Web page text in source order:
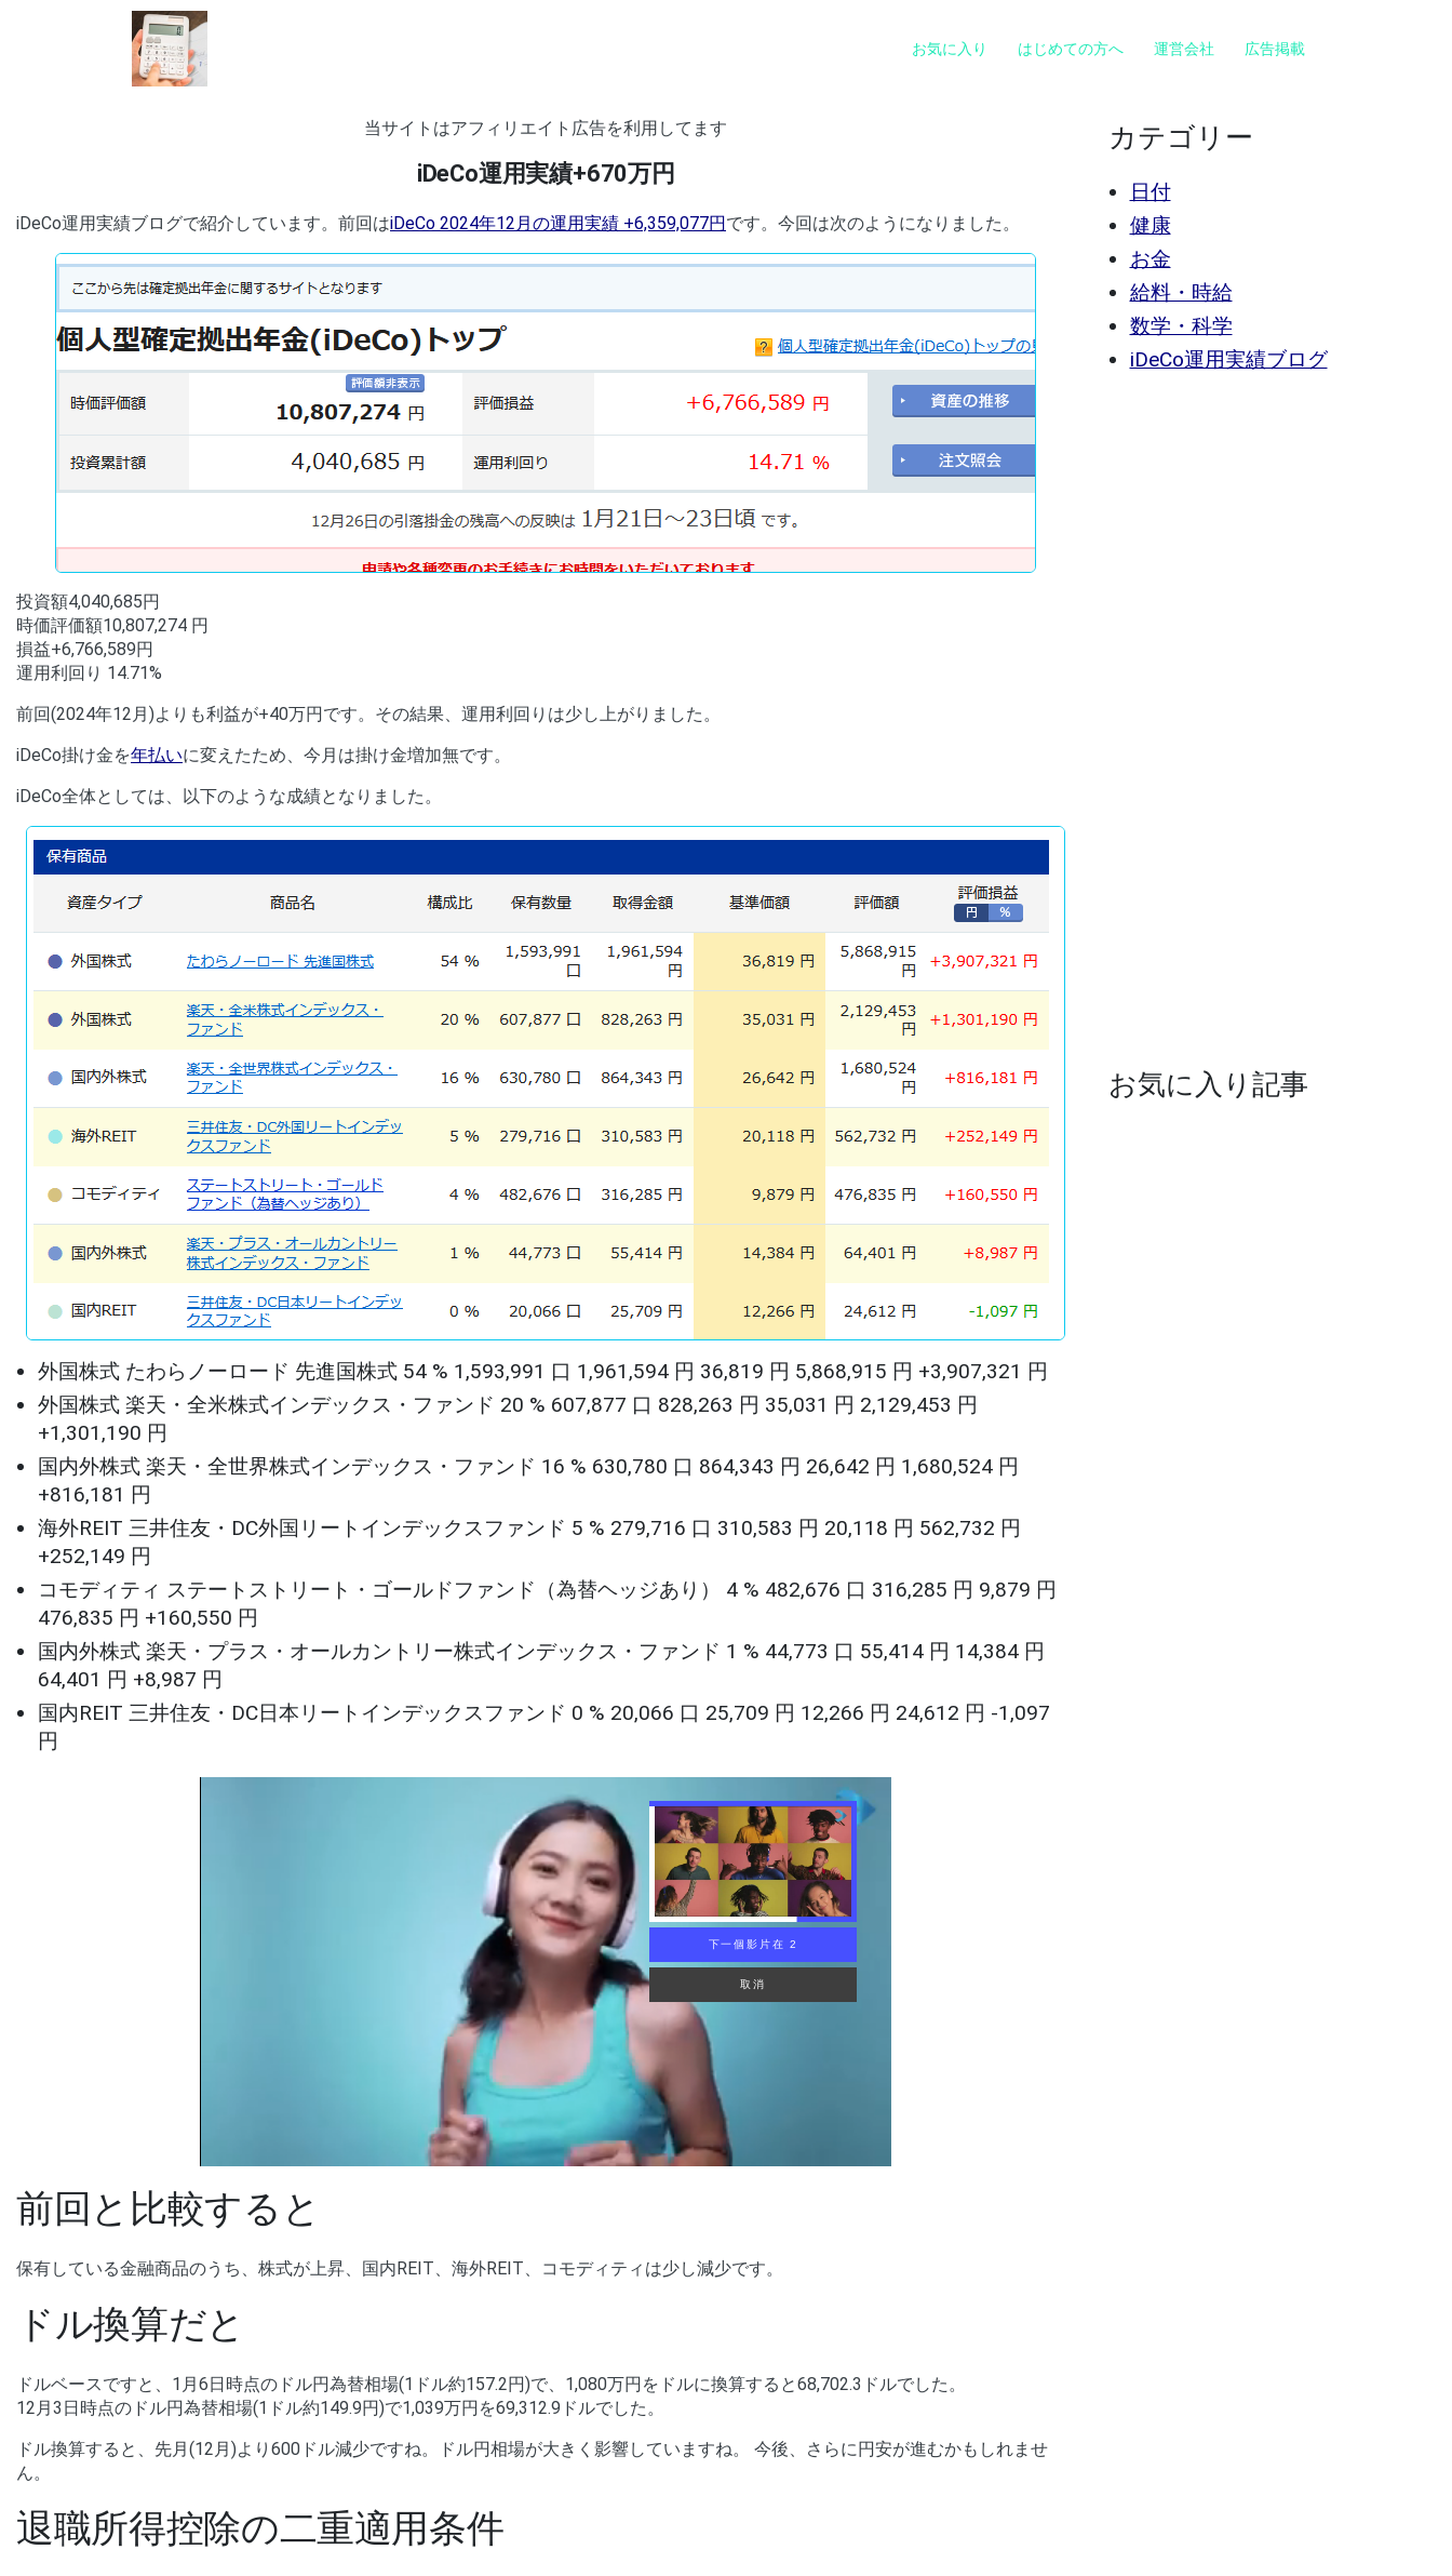
お気に入り はじめての方へ 運営会社 広告掲載
当サイトはアフィリエイト広告を利用してます
iDeCo運用実績+670万円
iDeCo運用実績ブログで紹介しています。前回はiDeCo 2024年12月の運用実績 +6,359,077円です。今回は次のようになりました。
投資額4,040,685円
時価評価額10,807,274 円
損益+6,766,589円
運用利回り 14.71%
前回(2024年12月)よりも利益が+40万円です。その結果、運用利回りは少し上がりました。
iDeCo掛け金を年払いに変えたため、今月は掛け金増加無です。
iDeCo全体としては、以下のような成績となりました。
外国株式 たわらノーロード 先進国株式 54 % 1,593,991 口 1,961,594 円 36,819 円 5,868,915 円 +3,907,321 円
外国株式 楽天・全米株式インデックス・ファンド 20 % 607,877 口 828,263 円 35,031 円 2,129,453 円
+1,301,190 円
国内外株式 楽天・全世界株式インデックス・ファンド 16 % 630,780 口 864,343 円 26,642 円 1,680,524 円
+816,181 円
海外REIT 三井住友・DC外国リートインデックスファンド 5 % 279,716 口 310,583 円 20,118 円 562,732 円
+252,149 円
コモディティ ステートストリート・ゴールドファンド（為替ヘッジあり） 4 % 482,676 口 316,285 円 9,879 円
476,835 円 +160,550 円
国内外株式 楽天・プラス・オールカントリー株式インデックス・ファンド 1 % 44,773 口 55,414 円 14,384 円
64,401 円 +8,987 円
国内REIT 三井住友・DC日本リートインデックスファンド 0 % 20,066 口 25,709 円 12,266 円 24,612 円 -1,097
円
下一個影片在 1
取消
前回と比較すると
保有している金融商品のうち、株式が上昇、国内REIT、海外REIT、コモディティは少し減少です。
ドル換算だと
ドルベースですと、1月6日時点のドル円為替相場(1ドル約157.2円)で、1,080万円をドルに換算すると68,702.3ドルでした。
12月3日時点のドル円為替相場(1ドル約149.9円)で1,039万円を69,312.9ドルでした。
ドル換算すると、先月(12月)より600ドル減少ですね。ドル円相場が大きく影響していますね。 今後、さらに円安が進むかもしれませ
ん。
退職所得控除の二重適用条件
カテゴリー
日付
健康
お金
給料・時給
数学・科学
iDeCo運用実績ブログ
お気に入り記事